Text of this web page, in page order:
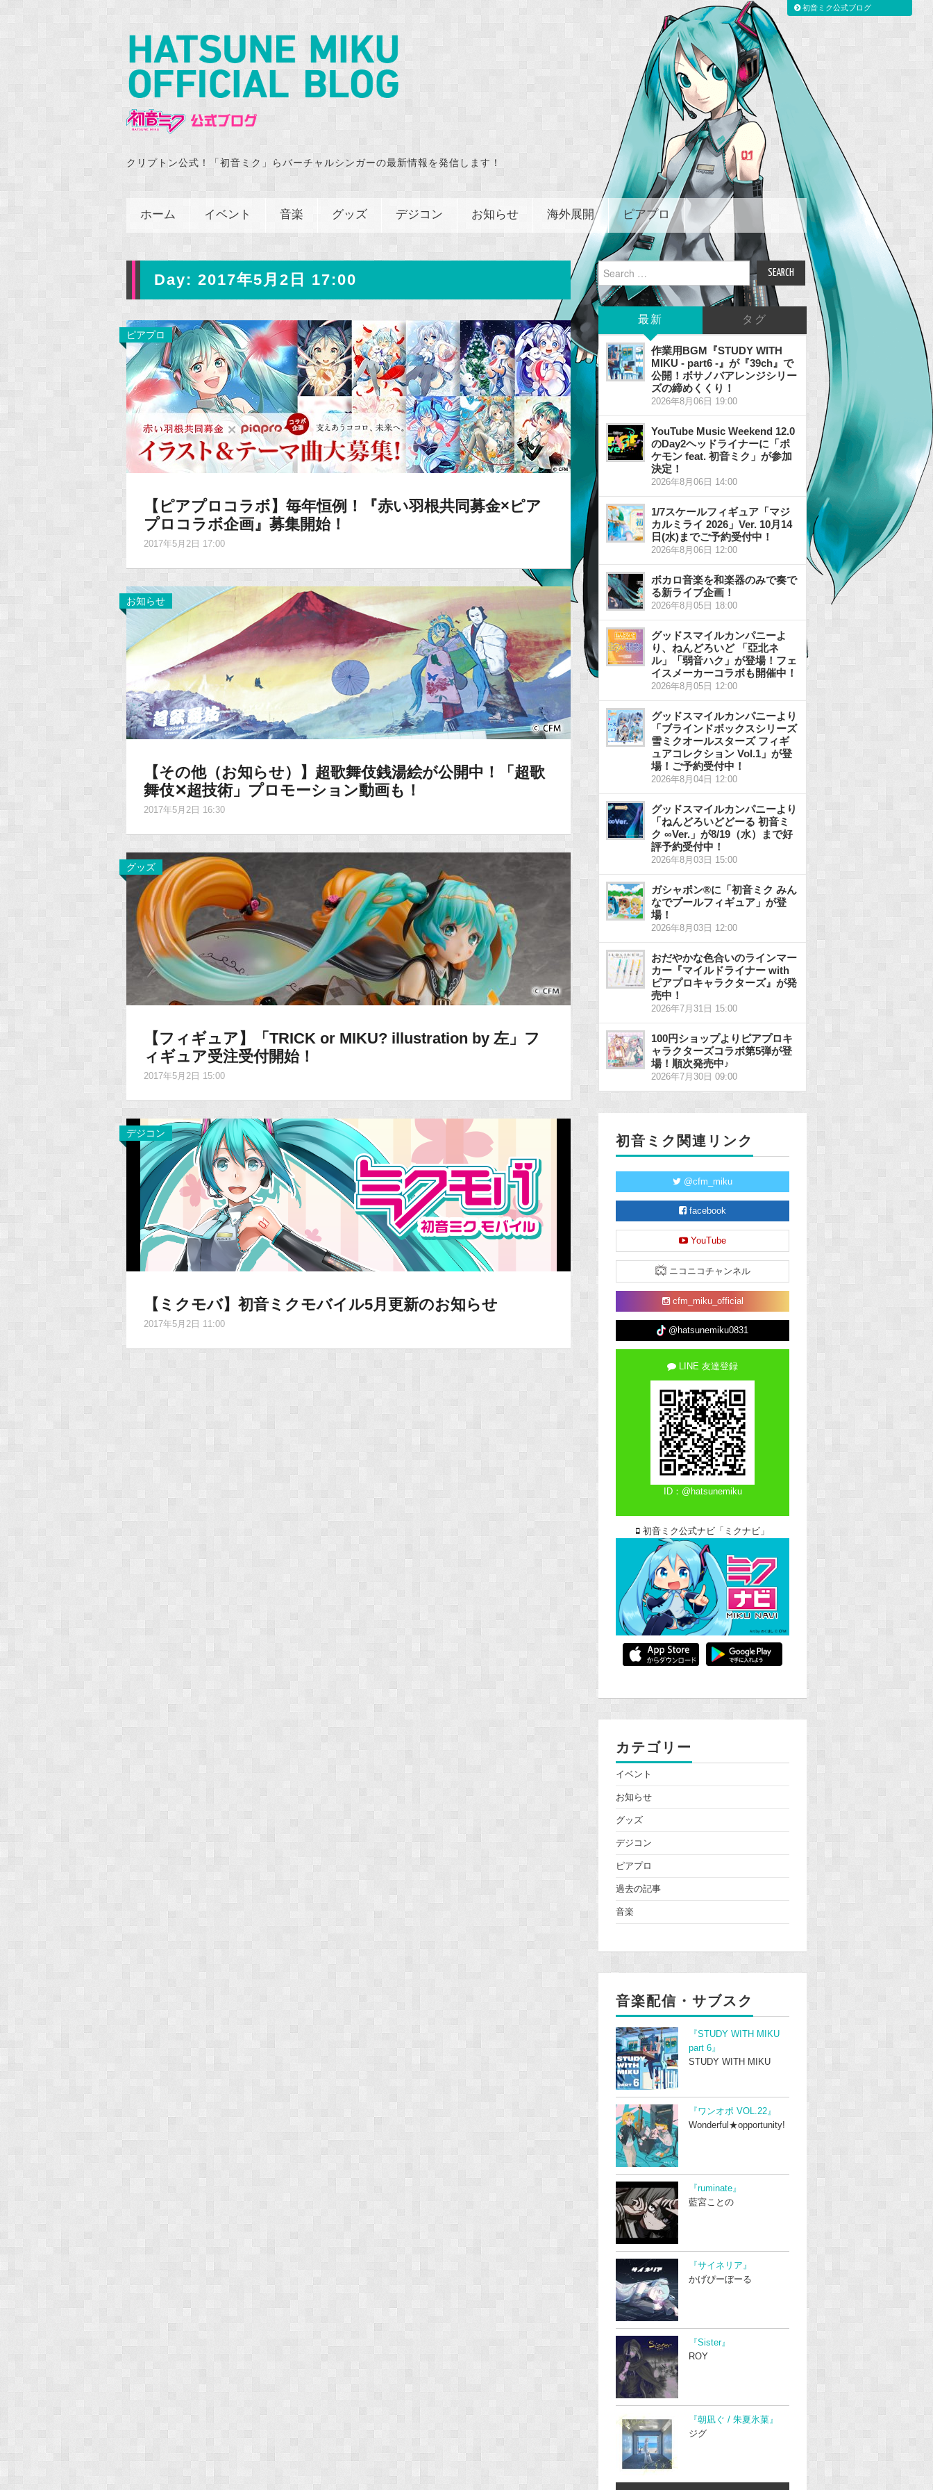
クリプトン公式！「初音ミク」らバーチャルシンガーの最新情報を発信します！
ホーム イベント 音楽 グッズ デジコン お知らせ 海外展開 ピアプロ
Day: 2017年5月2日 17:00
ピアプロ
【ピアプロコラボ】毎年恒例！『赤い羽根共同募金×ピア
プロコラボ企画』募集開始！
2017年5月2日 17:00
お知らせ
【その他（お知らせ）】超歌舞伎銭湯絵が公開中！「超歌
舞伎✕超技術」プロモーション動画も！
2017年5月2日 16:30
グッズ
【フィギュア】「TRICK or MIKU? illustration by 左」フ
ィギュア受注受付開始！
2017年5月2日 15:00
デジコン
【ミクモバ】初音ミクモバイル5月更新のお知らせ
2017年5月2日 11:00
Search
for:
最新 タグ
作業用BGM『STUDY WITH
MIKU - part6 -』が『39ch』で
公開！ボサノバアレンジシリー
ズの締めくくり！
2026年8月06日 19:00
YouTube Music Weekend 12.0
のDay2ヘッドライナーに「ポ
ケモン feat. 初音ミク」が参加
決定！
2026年8月06日 14:00
1/7スケールフィギュア「マジ
カルミライ 2026」Ver. 10月14
日(水)までご予約受付中！
2026年8月06日 12:00
ボカロ音楽を和楽器のみで奏で
る新ライブ企画！
2026年8月05日 18:00
グッドスマイルカンパニーよ
り、ねんどろいど 「亞北ネ
ル」「弱音ハク」が登場！フェ
イスメーカーコラボも開催中！
2026年8月05日 12:00
グッドスマイルカンパニーより
「ブラインドボックスシリーズ
雪ミクオールスターズ フィギ
ュアコレクション Vol.1」が登
場！ご予約受付中！
2026年8月04日 12:00
グッドスマイルカンパニーより
「ねんどろいどどーる 初音ミ
ク ∞Ver.」が8/19（水）まで好
評予約受付中！
2026年8月03日 15:00
ガシャポン®に「初音ミク みん
なでプールフィギュア」が登
場！
2026年8月03日 12:00
おだやかな色合いのラインマー
カー『マイルドライナー with
ピアプロキャラクターズ』が発
売中！
2026年7月31日 15:00
100円ショップよりピアプロキ
ャラクターズコラボ第5弾が登
場！順次発売中♪
2026年7月30日 09:00
初音ミク関連リンク
@cfm_miku
facebook
YouTube
ニコニコチャンネル
cfm_miku_official
@hatsunemiku0831
LINE 友達登録
ID：@hatsunemiku
初音ミク公式ナビ「ミクナビ」
カテゴリー
イベント
お知らせ
グッズ
デジコン
ピアプロ
過去の記事
音楽
音楽配信・サブスク
『STUDY WITH MIKU
part 6』
STUDY WITH MIKU
『ワンオポ VOL.22』
Wonderful★opportunity!
『ruminate』
藍宮ことの
『サイネリア』
かげぴーぼーる
『Sister』
ROY
『朝凪ぐ / 朱夏氷菓』
ジグ
初音ミク公式ブログ